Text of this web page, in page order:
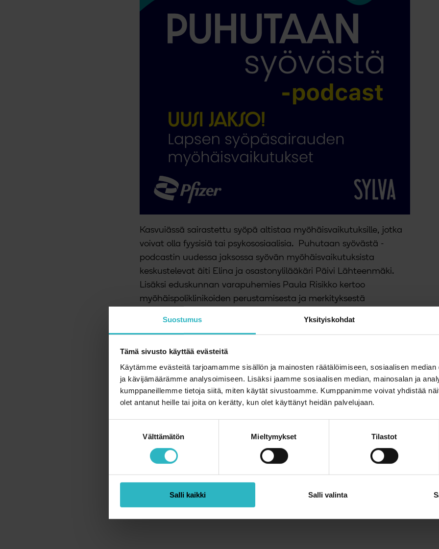
Suostumus Yksityiskohdat
Tämä sivusto käyttää evästeitä
Käytämme evästeitä tarjoamamme sisällön ja mainosten räätälöimiseen, sosiaalisen
ja kävijämäärämme analysoimiseen. Lisäksi jaamme sosiaalisen median, mainosalan ja
kumppaneillemme tietoja siitä, miten käytät sivustoamme. Kumppanimme voivat yhdistää
olet antanut heille tai joita on kerätty, kun olet käyttänyt heidän palvelujaan.
k
Välttämätön Mieltymykset Tilastot
Salli valinta
Salli kaikki
Kasvuiässä sairastettu syöpä altistaa myöhäisvaikutuksille, jotka
voivat olla fyysisiä tai psykososiaalisia. Puhutaan syövästä -
podcastin uudessa jaksossa syövän myöhäisvaikutuksista
keskustelevat äiti Elina ja osastonylilääkäri Päivi Lähteenmäki.
Lisäksi eduskunnan varapuhemies Paula Risikko kertoo
myöhäispoliklinikoiden perustamisesta ja merkityksestä
Lapsena tai nuorena sairastettu syöpä saattaa kulkea pitkään
rinnalla elämässä, sillä kaksi kolmasosaa potilaista saa
myöhemmin syövästä tai sen hoidosta johtuvia
myöhäisvaikutuksia.
Kuuntele podcast: